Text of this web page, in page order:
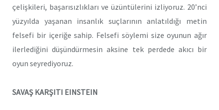
çelişkileri, başarısızlıkları ve üzüntülerini izliyoruz. 20’nci
yüzyılda yaşanan insanlık suçlarının anlatıldığı metin
felsefi bir içeriğe sahip. Felsefi söylemi size oyunun ağır
ilerlediğini düşündürmesin aksine tek perdede akıcı bir
oyun seyrediyoruz.
SAVAŞ KARŞITI EINSTEIN